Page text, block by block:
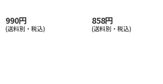
990円
(送料別・税込)
858円
(送料別・税込)